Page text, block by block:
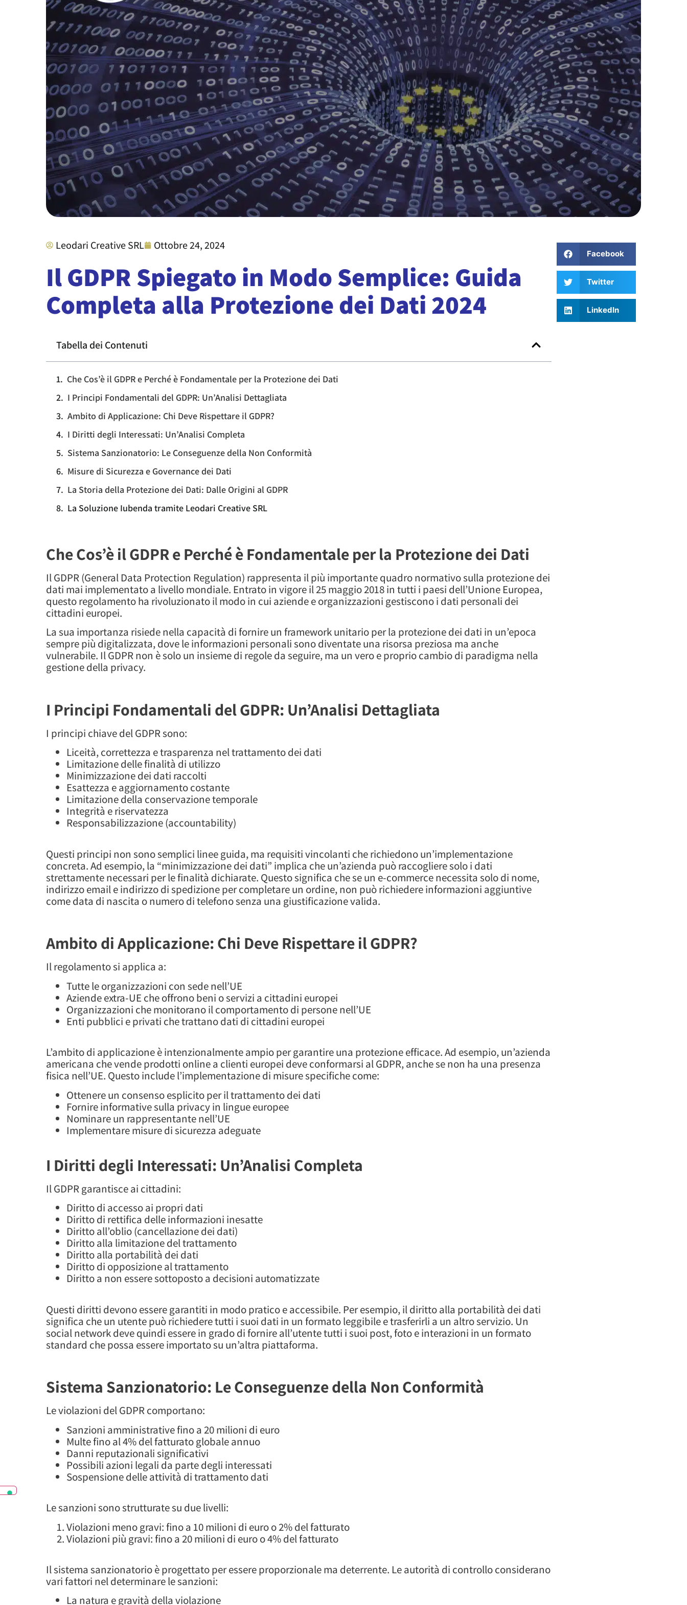
Leodari Creative SRL Ottobre 24, 2024
Il GDPR Spiegato in Modo Semplice: Guida
Completa alla Protezione dei Dati 2024
Tabella dei Contenuti
Che Cos’è il GDPR e Perché è Fondamentale per la Protezione dei Dati
I Principi Fondamentali del GDPR: Un’Analisi Dettagliata
Ambito di Applicazione: Chi Deve Rispettare il GDPR?
I Diritti degli Interessati: Un’Analisi Completa
Sistema Sanzionatorio: Le Conseguenze della Non Conformità
Misure di Sicurezza e Governance dei Dati
La Storia della Protezione dei Dati: Dalle Origini al GDPR
La Soluzione Iubenda tramite Leodari Creative SRL
Che Cos’è il GDPR e Perché è Fondamentale per la Protezione dei Dati
Il GDPR (General Data Protection Regulation) rappresenta il più importante quadro normativo sulla protezione dei
dati mai implementato a livello mondiale. Entrato in vigore il 25 maggio 2018 in tutti i paesi dell’Unione Europea,
questo regolamento ha rivoluzionato il modo in cui aziende e organizzazioni gestiscono i dati personali dei
cittadini europei.
La sua importanza risiede nella capacità di fornire un framework unitario per la protezione dei dati in un’epoca
sempre più digitalizzata, dove le informazioni personali sono diventate una risorsa preziosa ma anche
vulnerabile. Il GDPR non è solo un insieme di regole da seguire, ma un vero e proprio cambio di paradigma nella
gestione della privacy.
I Principi Fondamentali del GDPR: Un’Analisi Dettagliata
I principi chiave del GDPR sono:
Liceità, correttezza e trasparenza nel trattamento dei dati
Limitazione delle finalità di utilizzo
Minimizzazione dei dati raccolti
Esattezza e aggiornamento costante
Limitazione della conservazione temporale
Integrità e riservatezza
Responsabilizzazione (accountability)
Questi principi non sono semplici linee guida, ma requisiti vincolanti che richiedono un’implementazione
concreta. Ad esempio, la “minimizzazione dei dati” implica che un’azienda può raccogliere solo i dati
strettamente necessari per le finalità dichiarate. Questo significa che se un e-commerce necessita solo di nome,
indirizzo email e indirizzo di spedizione per completare un ordine, non può richiedere informazioni aggiuntive
come data di nascita o numero di telefono senza una giustificazione valida.
Ambito di Applicazione: Chi Deve Rispettare il GDPR?
Il regolamento si applica a:
Tutte le organizzazioni con sede nell’UE
Aziende extra-UE che offrono beni o servizi a cittadini europei
Organizzazioni che monitorano il comportamento di persone nell’UE
Enti pubblici e privati che trattano dati di cittadini europei
L’ambito di applicazione è intenzionalmente ampio per garantire una protezione efficace. Ad esempio, un’azienda
americana che vende prodotti online a clienti europei deve conformarsi al GDPR, anche se non ha una presenza
fisica nell’UE. Questo include l’implementazione di misure specifiche come:
Ottenere un consenso esplicito per il trattamento dei dati
Fornire informative sulla privacy in lingue europee
Nominare un rappresentante nell’UE
Implementare misure di sicurezza adeguate
I Diritti degli Interessati: Un’Analisi Completa
Il GDPR garantisce ai cittadini:
Diritto di accesso ai propri dati
Diritto di rettifica delle informazioni inesatte
Diritto all’oblio (cancellazione dei dati)
Diritto alla limitazione del trattamento
Diritto alla portabilità dei dati
Diritto di opposizione al trattamento
Diritto a non essere sottoposto a decisioni automatizzate
Questi diritti devono essere garantiti in modo pratico e accessibile. Per esempio, il diritto alla portabilità dei dati
significa che un utente può richiedere tutti i suoi dati in un formato leggibile e trasferirli a un altro servizio. Un
social network deve quindi essere in grado di fornire all’utente tutti i suoi post, foto e interazioni in un formato
standard che possa essere importato su un’altra piattaforma.
Sistema Sanzionatorio: Le Conseguenze della Non Conformità
Le violazioni del GDPR comportano:
Sanzioni amministrative fino a 20 milioni di euro
Multe fino al 4% del fatturato globale annuo
Danni reputazionali significativi
Possibili azioni legali da parte degli interessati
Sospensione delle attività di trattamento dati
Le sanzioni sono strutturate su due livelli:
Violazioni meno gravi: fino a 10 milioni di euro o 2% del fatturato
Violazioni più gravi: fino a 20 milioni di euro o 4% del fatturato
Il sistema sanzionatorio è progettato per essere proporzionale ma deterrente. Le autorità di controllo considerano
vari fattori nel determinare le sanzioni:
La natura e gravità della violazione
Facebook
Twitter
LinkedIn